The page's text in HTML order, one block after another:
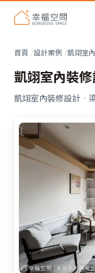
首頁 設計案例 凱翊室
凱翊室內裝
凱翊室內裝修設計 ·